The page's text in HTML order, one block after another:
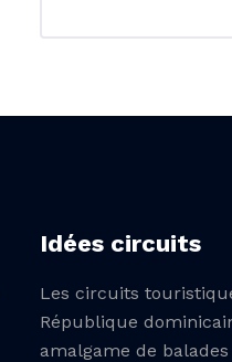
Idées circuits
Les circuits
République
amalgame de